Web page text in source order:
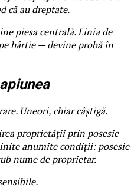
că au dreptate.
piesa centrală. Linia de
hârtie — devine probă în
Uneori, chiar câștigă.
proprietății prin posesie
anumite condiții: posesie
nume de proprietar.